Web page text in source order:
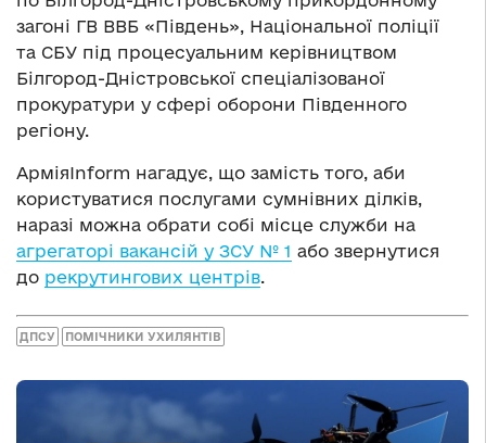
загоні ГВ ВВБ «Південь», Національної поліції
та СБУ під процесуальним керівництвом
Білгород-Дністровської спеціалізованої
прокуратури у сфері оборони Південного
регіону.
АрміяInform нагадує, що замість того, аби
користуватися послугами сумнівних ділків,
наразі можна обрати собі місце служби на
агрегаторі вакансій у ЗСУ № 1 або звернутися
до рекрутингових центрів.
ДПСУ ПОМІЧНИКИ УХИЛЯНТІВ